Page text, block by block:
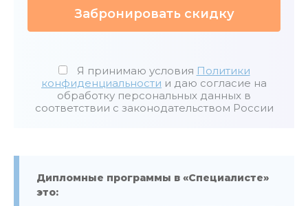
Забронировать скидку
Я принимаю условия Политики
конфиденциальности и даю согласие на
обработку персональных данных в
соответствии с законодательством России
Дипломные программы в «Специалисте»
это: